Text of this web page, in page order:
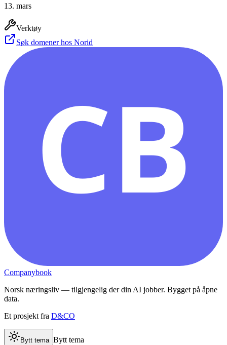
13. mars
Verktøy
Søk domener hos Norid
CB
Companybook
Norsk næringsliv — tilgjengelig der din AI jobber. Bygget på åpne
data.
Et prosjekt fra D&CO
Bytt tema Bytt tema